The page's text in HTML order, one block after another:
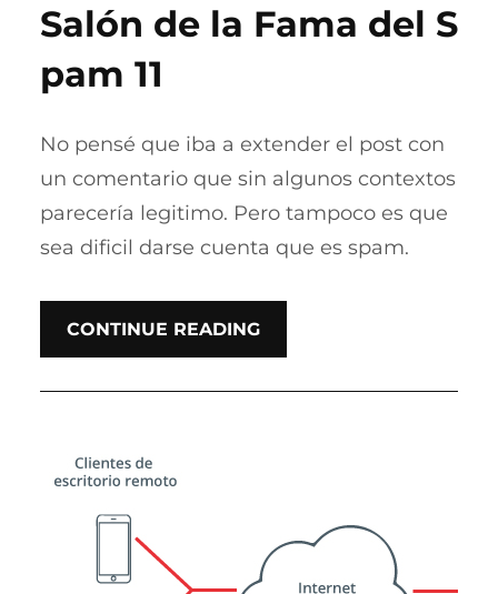
Salón de la Fama del S
pam 11
No pensé que iba a extender el post con
un comentario que sin algunos contextos
parecería legitimo. Pero tampoco es que
sea dificil darse cuenta que es spam.
CONTINUE READING